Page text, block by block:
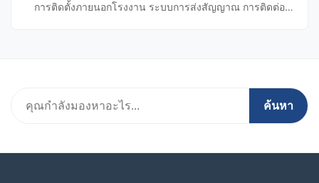
การติดตั้งภายนอกโรงงาน ระบบการส่งสัญญาณ การติดต่อ
ค้นหา